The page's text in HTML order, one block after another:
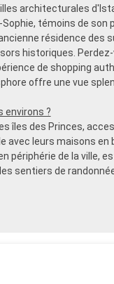
architecturales
témoins de son
résidence des
historiques. Perdez-
de shopping
offre une vue
environs ?
îles des Princes,
avec leurs maisons en
périphérie de la ville,
sentiers de